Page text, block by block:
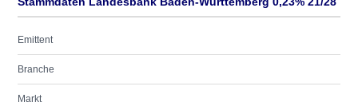
Emittent
Branche
Markt